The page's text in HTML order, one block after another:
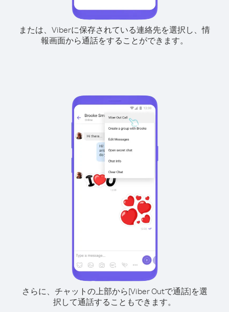
または、Viberに保存されている連絡先を選択し、情
報画面から通話をすることができます。
さらに、チャットの上部から[Viber Outで通話]を選
択して通話することもできます。